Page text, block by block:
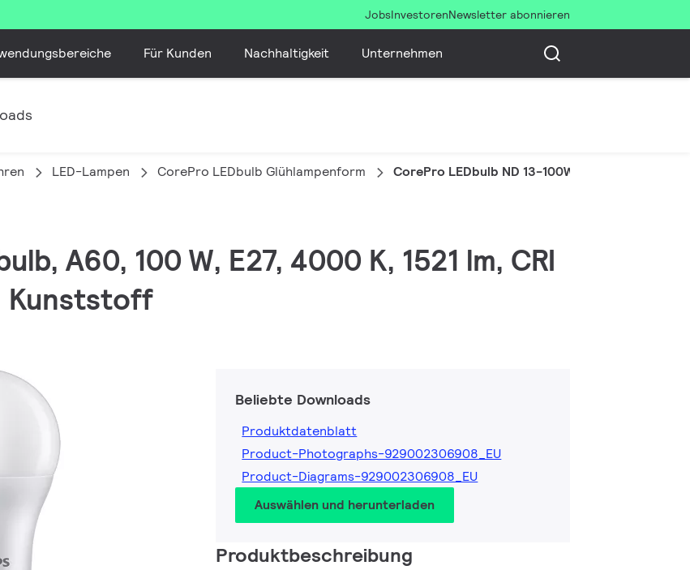
JobsInvestorenNewsletter abonnieren
Für Kunden Nachhaltigkeit Unternehmen
LED-Lampen CorePro LEDbulb Glühlampenform CorePro LEDbulb ND 13-100W A60 E27 840
A60, 100 W, E27, 4000 K, 1521 lm, CRI
Kunststoff
Beliebte Downloads
Produktdatenblatt
Product-Photographs-929002306908_EU
Product-Diagrams-929002306908_EU
Auswählen und herunterladen
Produktbeschreibung